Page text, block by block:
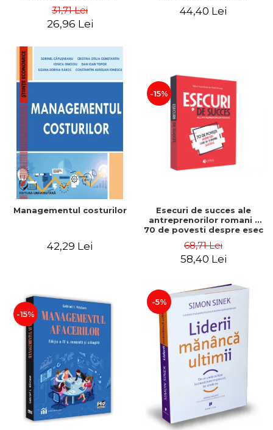
31,71 Lei
26,96 Lei
44,40 Lei
Managementul costurilor
42,29 Lei
-15%
Esecuri de succes ale
antreprenorilor romani -
70 de povesti despre esec
68,71 Lei
58,40 Lei
-15%
-5%